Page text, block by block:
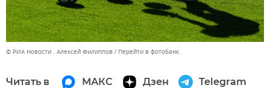
© РИА Новости . Алексей Филиппов Перейти в фотобанк
Читать в МАКС Дзен Telegram